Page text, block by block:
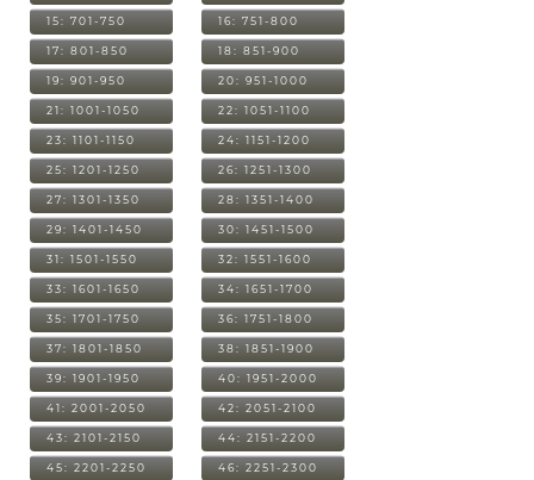
15: 701-750 16: 751-800
17: 801-850 18: 851-900
19: 901-950 20: 951-1000
21: 1001-1050 22: 1051-1100
23: 1101-1150 24: 1151-1200
25: 1201-1250 26: 1251-1300
27: 1301-1350 28: 1351-1400
29: 1401-1450 30: 1451-1500
31: 1501-1550 32: 1551-1600
33: 1601-1650 34: 1651-1700
35: 1701-1750 36: 1751-1800
37: 1801-1850 38: 1851-1900
39: 1901-1950 40: 1951-2000
41: 2001-2050 42: 2051-2100
43: 2101-2150 44: 2151-2200
45: 2201-2250 46: 2251-2300